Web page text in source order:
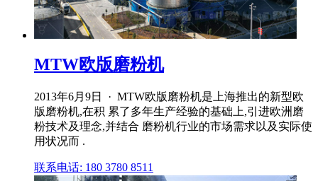
MTW欧版磨粉机
2013年6月9日 · MTW欧版磨粉机是上海推出的新型欧
版磨粉机,在积 累了多年生产经验的基础上,引进欧洲磨
粉技术及理念,并结合 磨粉机行业的市场需求以及实际使
用状况而 .
联系电话: 180 3780 8511